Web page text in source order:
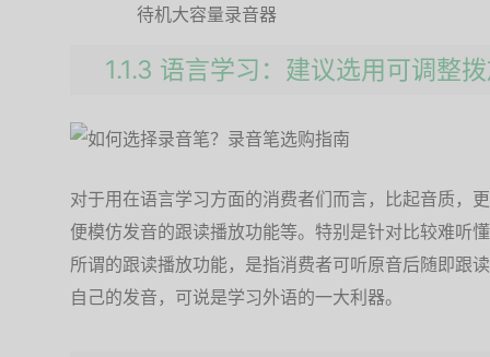
1.1.3 语言学习：建议选用可调整
对于用在语言学习方面的消费者们而言，比起音质，
便模仿发音的跟读播放功能等。特别是针对比较难听
所谓的跟读播放功能，是指消费者可听原音后随即跟
自己的发音，可说是学习外语的一大利器。